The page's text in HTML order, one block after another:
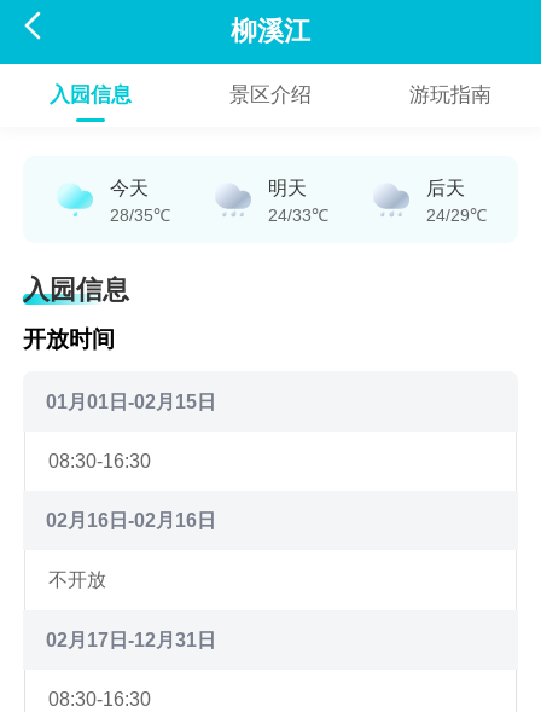
 柳溪江
入园信息 景区介绍 游玩指南
今天
28/35℃
明天
24/33℃
后天
24/29℃
入园信息
开放时间
01月01日-02月15日
08:30-16:30
02月16日-02月16日
不开放
02月17日-12月31日
08:30-16:30